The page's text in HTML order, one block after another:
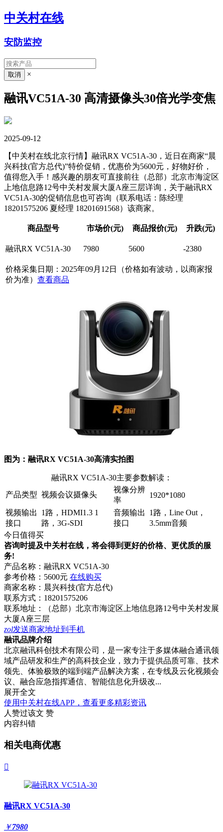
中关村在线
安防监控
×
融讯VC51A-30 高清摄像头30倍光学变焦
2025-09-12
【中关村在线北京行情】融讯RX VC51A-30，近日在商家“晨
兴科技(官方总代)”特价促销，优惠价为5600元，好物好价，
值得您入手！感兴趣的朋友可直接前往（总部）北京市海淀区
上地信息路12号中关村发展大厦A座三层详询，关于融讯RX
VC51A-30的促销信息也可咨询（联系电话：陈经理
18201575206 夏经理 18201691568）该商家。
商品型号 市场价(元) 商品报价(元) 升跌(元)
融讯RX VC51A-30 7980 5600 -2380
价格采集日期：2025年09月12日（价格如有波动，以商家报
价为准） 查看商品
图为：融讯RX VC51A-30高清实拍图
融讯RX VC51A-30主要参数解读：
产品类型 视频会议摄像头
视像分辨
率
1920*1080
视频输出
接口
1路，HDMI1.3 1
路，3G-SDI
音频输出
接口
1路，Line Out，
3.5mm音频
今日值得买
咨询时提及中关村在线，将会得到更好的价格、更优质的服
务!
产品名称： 融讯RX VC51A-30
参考价格： 5600元 在线购买
商家名称： 晨兴科技(官方总代)
联系方式： 18201575206
联系地址：
（总部）北京市海淀区上地信息路12号中关村发展
大厦A座三层
zol发送商家地址到手机
融讯品牌介绍
北京融讯科创技术有限公司，是一家专注于多媒体融合通讯领
域产品研发和生产的高科技企业，致力于提供品质可靠、技术
领先、体验极致的端到端产品解决方案，在专线及云化视频会
议、融合应急指挥通信、智能信息化升级改...
展开全文
使用中关村在线APP，查看更多精彩资讯
人赞过该文 赞
内容纠错
相关电商优惠

融讯RX VC51A-30
￥7980